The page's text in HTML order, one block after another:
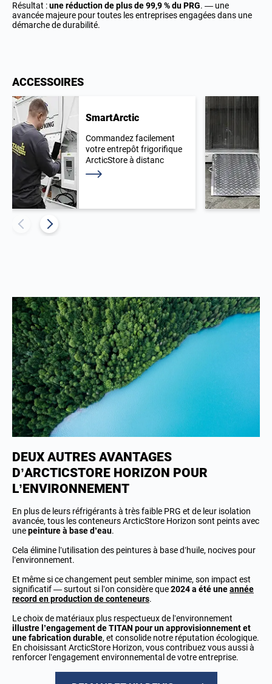
Résultat :une réduction de plus de 99,9 % du PRG. — une
avancée majeure pour toutes les entreprises engagées dans une
démarche de durabilité.
ACCESSOIRES
SmartArctic
Commandez facilement
votre entrepôt frigorifique
ArcticStore à distanc
En savoir plus
DEUX AUTRES AVANTAGES
D’ARCTICSTORE HORIZON POUR
L’ENVIRONNEMENT
En plus de leurs réfrigérants à très faible PRG et de leur isolation
avancée, tous les conteneurs ArcticStore Horizon sont peints avec
unepeinture à base d’eau.
Cela élimine l’utilisation des peintures à base d’huile, nocives pour
l’environnement.
Et même si ce changement peut sembler minime, son impact est
significatif — surtout si l’on considère que2024 a été uneannée
record en production de conteneurs.
Le choix de matériaux plus respectueux de l’environnement
illustre l’engagement de TITAN pour un approvisionnement et
une fabrication durable, et consolide notre réputation écologique.
En choisissant ArcticStore Horizon, vous contribuez vous aussi à
renforcer l’engagement environnemental de votre entreprise.